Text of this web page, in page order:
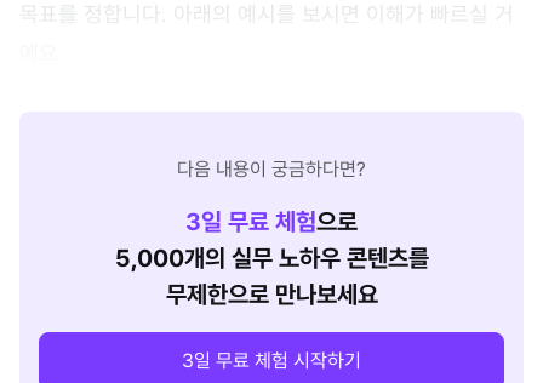
목표를 정합니다. 아래의 예시를 보시면 이해가 빠르실 거
다음 내용이 궁금하다면?
3일 무료 체험으로
5,000개의 실무 노하우 콘텐츠를
무제한으로 만나보세요
3일 무료 체험 시작하기